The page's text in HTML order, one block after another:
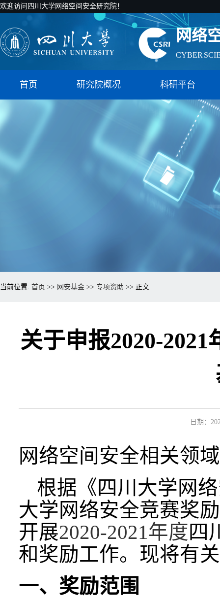
欢迎访问四川大学网络空间安全研究院！
网络
CYBER
国家智能
首页 研究院概况 科研平台
当前位置: 首页 >> 网安基金 >> 专项资助 >> 正文
关于申报2020-
日期：
网络空间安全相关领
根据《四川大学网
大学网络安全竞赛奖
开展2020-2021年度四
和奖励工作。现将有
一、奖励范围